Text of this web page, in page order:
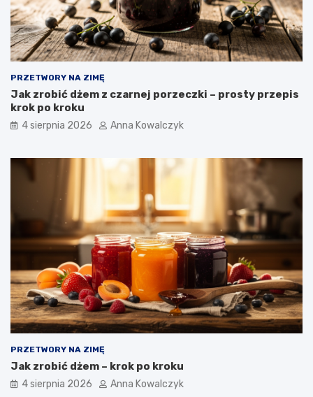
PRZETWORY NA ZIMĘ
Jak zrobić dżem z czarnej porzeczki – prosty przepis
krok po kroku
4 sierpnia 2026 Anna Kowalczyk
PRZETWORY NA ZIMĘ
Jak zrobić dżem – krok po kroku
4 sierpnia 2026 Anna Kowalczyk